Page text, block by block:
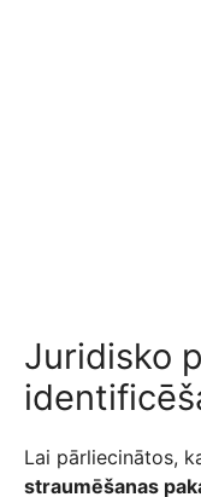
Juridisko
Lai pārliecinātos,
straumēšanas